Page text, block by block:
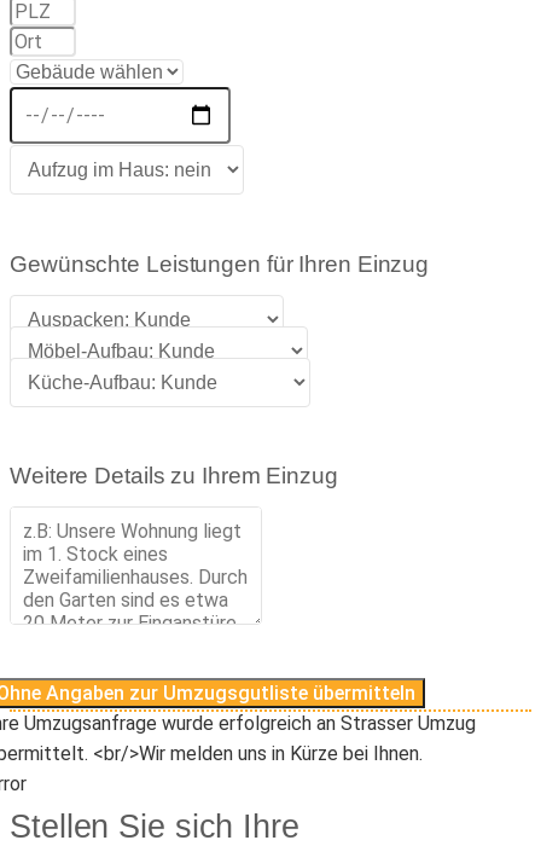
Gewünschte Leistungen für Ihren Einzug
Weitere Details zu Ihrem Einzug
Angaben zur Umzugsgutliste übermitteln
Umzugsanfrage wurde erfolgreich an Strasser Umzug
<br/>Wir melden uns in Kürze bei Ihnen.
Stellen Sie sich Ihre